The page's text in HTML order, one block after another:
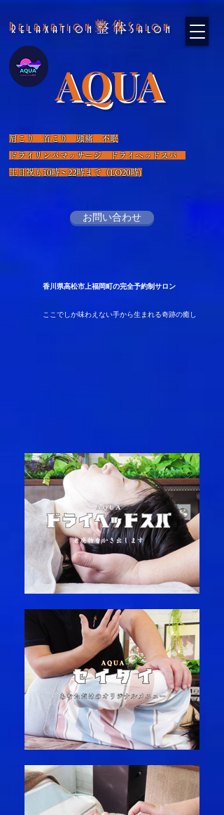
肩こり 首こり 頭痛 不眠
​ドライリンパマッサージ ドライヘッドスパ
​土日祝も10時～22時まで（LO20時)
お問い合わせ
AQUA
Relaxation整体Salon
​
​香川県高松市上福岡町の完全予約制サロン
​ここでしか味わえない手から生まれる奇跡の癒し